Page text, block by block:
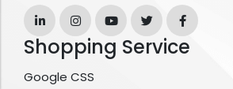
Shopping Service
Google CSS